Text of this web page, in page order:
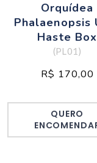
Orquídea
Phalaenopsis
Haste Box
(PL01)
R$ 170,00
QUERO